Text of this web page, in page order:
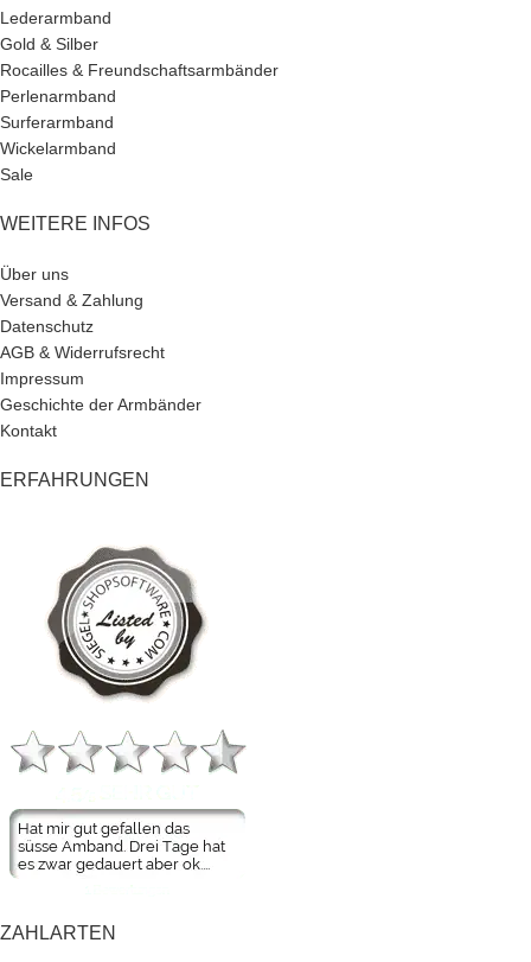
Lederarmband
Gold & Silber
Rocailles & Freundschaftsarmbänder
Perlenarmband
Surferarmband
Wickelarmband
Sale
WEITERE INFOS
Über uns
Versand & Zahlung
Datenschutz
AGB & Widerrufsrecht
Impressum
Geschichte der Armbänder
Kontakt
ERFAHRUNGEN
ZAHLARTEN